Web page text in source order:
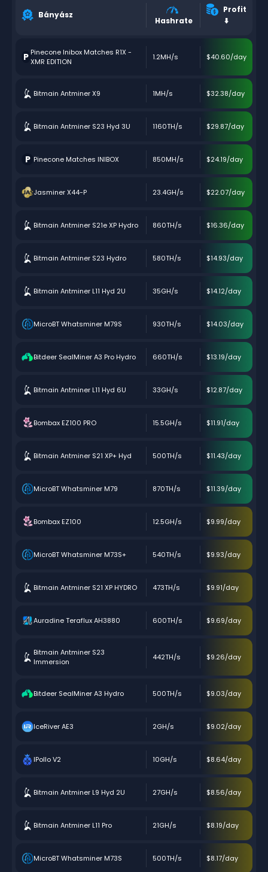
Bányász
Hashrate
Profit
⬇️
P Pinecone Inibox Matches R1X -
XMR EDITION
1.2MH/s $40.60/day
Bitmain Antminer X9 1MH/s $32.38/day
Bitmain Antminer S23 Hyd 3U 1160TH/s $29.87/day
P Pinecone Matches INIBOX 850MH/s $24.19/day
Jasminer X44-P 23.4GH/s $22.07/day
Bitmain Antminer S21e XP Hydro 860TH/s $16.36/day
Bitmain Antminer S23 Hydro 580TH/s $14.93/day
Bitmain Antminer L11 Hyd 2U 35GH/s $14.12/day
MicroBT Whatsminer M79S 930TH/s $14.03/day
Bitdeer SealMiner A3 Pro Hydro 660TH/s $13.19/day
Bitmain Antminer L11 Hyd 6U 33GH/s $12.87/day
Bombax EZ100 PRO 15.5GH/s $11.91/day
Bitmain Antminer S21 XP+ Hyd 500TH/s $11.43/day
MicroBT Whatsminer M79 870TH/s $11.39/day
Bombax EZ100 12.5GH/s $9.99/day
MicroBT Whatsminer M73S+ 540TH/s $9.93/day
Bitmain Antminer S21 XP HYDRO 473TH/s $9.91/day
Auradine Teraflux AH3880 600TH/s $9.69/day
Bitmain Antminer S23
Immersion
442TH/s $9.26/day
Bitdeer SealMiner A3 Hydro 500TH/s $9.03/day
IceRiver AE3 2GH/s $9.02/day
IPollo V2 10GH/s $8.64/day
Bitmain Antminer L9 Hyd 2U 27GH/s $8.56/day
Bitmain Antminer L11 Pro 21GH/s $8.19/day
MicroBT Whatsminer M73S 500TH/s $8.17/day